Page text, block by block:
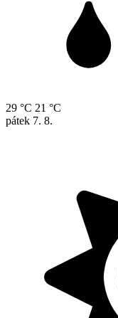
29 °C 21 °C
pátek 7. 8.